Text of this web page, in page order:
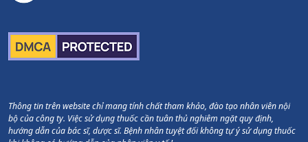
Thông tin trên website chỉ mang tính chất tham khảo, đào tạo nhân viên nội
bộ của công ty. Việc sử dụng thuốc cần tuân thủ nghiêm ngặt quy định,
hướng dẫn của bác sĩ, dược sĩ. Bệnh nhân tuyệt đối không tự ý sử dụng thuốc